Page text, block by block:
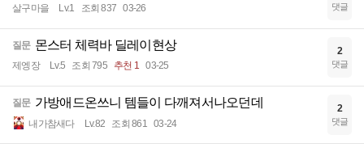
살구마을 Lv.1 조회 837 03-26 댓글
질문 몬스터 체력바 딜레이현상
제엥장 Lv.5 조회 795 추천 1 03-25
2
댓글
질문 가방애드온쓰니 템들이 다깨져서나오던데
내가참새다 Lv.82 조회 861 03-24
2
댓글